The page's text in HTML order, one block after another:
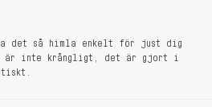
det så himla enkelt för just dig
är inte krångligt, det är gjort i